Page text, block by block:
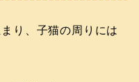
り、子猫の周りには